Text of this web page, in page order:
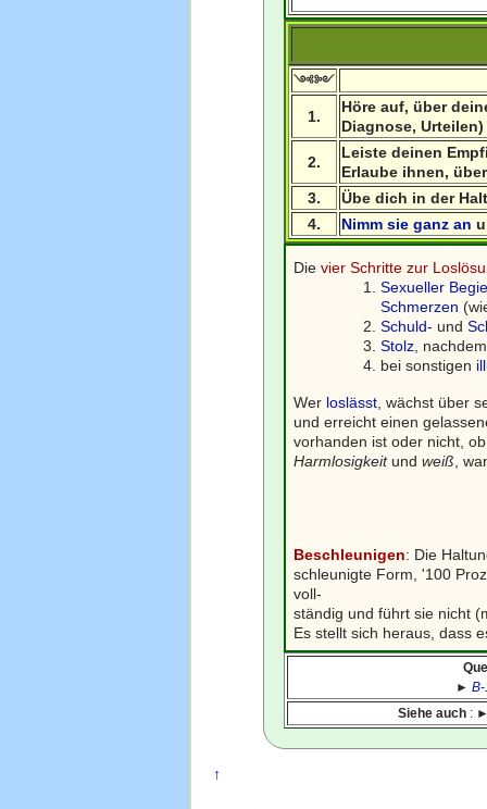
༺༻
1.
Höre auf, über
Diagnose,
2.
Leiste deinen
Erlaube ihnen,
3.
Übe dich in der
4.
Nimm sie ganz an
Dievier Schritte zur
Sexueller
Schmerzen
Schuld- und
Stolz ,
bei sonstigen
Wer loslässt , wächst über
und erreicht einen
vorhanden ist oder nicht,
Harmlosigkeitundweiß ,
Beschleunigen: Die
schleunigte Form, '100
voll-
ständig und führt sie nicht
Es stellt sich heraus, dass
►
Siehe auch :
↑